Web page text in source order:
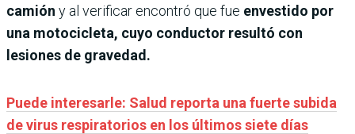
camión y al verificar encontró que fue envestido por
una motocicleta, cuyo conductor resultó con
lesiones de gravedad.
Puede interesarle: Salud reporta una fuerte subida
de virus respiratorios en los últimos siete días